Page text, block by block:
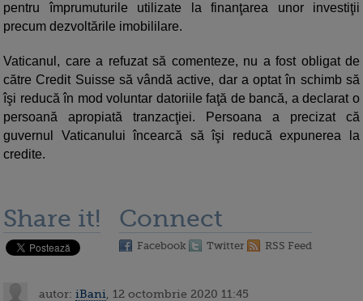
pentru împrumuturile utilizate la finanţarea unor investiţii
precum dezvoltările imobililare.
Vaticanul, care a refuzat să comenteze, nu a fost obligat de
către Credit Suisse să vândă active, dar a optat în schimb să
îşi reducă în mod voluntar datoriile faţă de bancă, a declarat o
persoană apropiată tranzacţiei. Persoana a precizat că
guvernul Vaticanului încearcă să îşi reducă expunerea la
credite.
Share it! Connect
Facebook Twitter RSS Feed
autor: iBani , 12 octombrie 2020 11:45